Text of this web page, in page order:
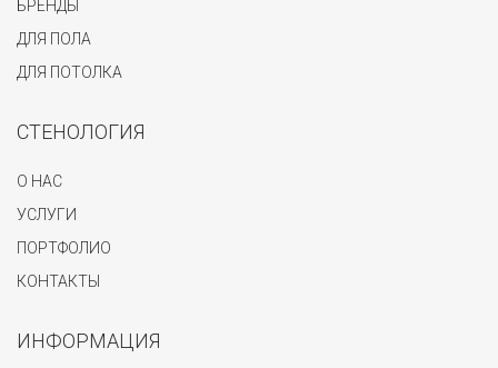
БРЕНДЫ
ДЛЯ ПОЛА
ДЛЯ ПОТОЛКА
СТЕНОЛОГИЯ
О НАС
УСЛУГИ
ПОРТФОЛИО
КОНТАКТЫ
ИНФОРМАЦИЯ